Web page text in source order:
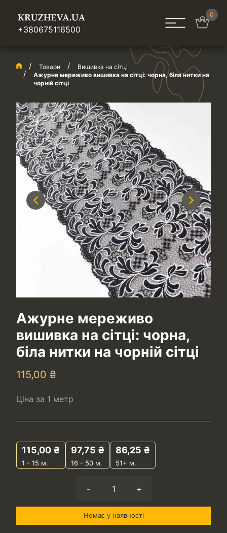
+380675116500
0
Товари
Вишивка на сітці
Ажурне мереживо вишивка на сітці: чорна, біла нитки на
чорній сітці
Previous Next
Ажурне мереживо
вишивка на сітці: чорна,
біла нитки на чорній сітці
115,00 ₴
Ціна за 1 метр
115,00 ₴
1 - 15 м.
97,75 ₴
16 - 50 м.
86,25 ₴
51+ м.
- +
Немає у наявності